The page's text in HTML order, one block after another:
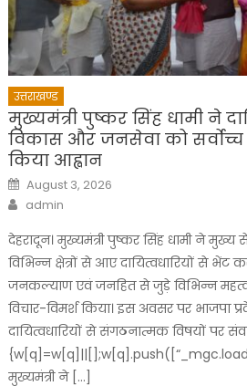
उत्तराखण्ड
मुख्यमंत्री पुष्कर सिंह धामी ने
विकास और जनसेवा को सर्वोच्च
किया आह्वान
Posted
on
August 3, 2026
Author
admin
देहरादून। मुख्यमंत्री पुष्कर सिंह धामी ने
विभिन्न क्षेत्रों से आए दायित्वधारियों से भेंट
जनकल्याण एवं जनहित से जुड़े विभिन्न
विचार-विमर्श किया। इस अवसर पर भाजपा
दायित्वधारियों से संगठनात्मक विषयों पर
मुख्यमंत्री ने […]